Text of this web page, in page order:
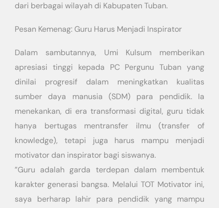
dari berbagai wilayah di Kabupaten Tuban.
​Pesan Kemenag: Guru Harus Menjadi Inspirator
​Dalam sambutannya, Umi Kulsum memberikan
apresiasi tinggi kepada PC Pergunu Tuban yang
dinilai progresif dalam meningkatkan kualitas
sumber daya manusia (SDM) para pendidik. Ia
menekankan, di era transformasi digital, guru tidak
hanya bertugas mentransfer ilmu (transfer of
knowledge), tetapi juga harus mampu menjadi
motivator dan inspirator bagi siswanya.
​”Guru adalah garda terdepan dalam membentuk
karakter generasi bangsa. Melalui TOT Motivator ini,
saya berharap lahir para pendidik yang mampu